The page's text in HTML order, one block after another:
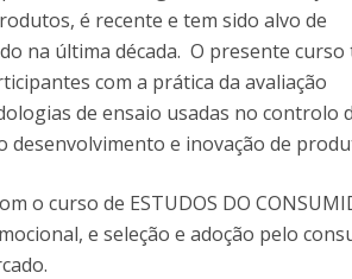
é recente e tem sido alvo de
na última década. O presente
com a prática da avaliação
de ensaio usadas no controlo
e inovação de
o curso de ESTUDOS DO
e seleção e adoção pelo